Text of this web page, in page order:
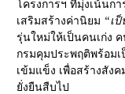
โครงการฯ ที่มุ่งเน้นก
เสริมสร้างค่านิยม “เ
รุ่นใหม่ให้เป็นคนเก่ง
กรมคุมประพฤติพร้อม
เข้มแข็ง เพื่อสร้างสัง
ยั่งยืนสืบไป